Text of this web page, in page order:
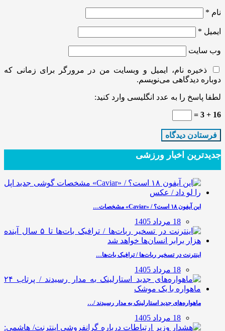
نام *
ایمیل *
وب‌ سایت
ذخیره نام، ایمیل و وبسایت من در مرورگر برای زمانی که
دوباره دیدگاهی می‌نویسم.
لطفا پاسخ را به عدد انگلیسی وارد کنید:
16 + 3 =
جدیدترین‌ اخبار ورزشی
این آیفون ۱۸ است؟ / «Caviar» مشخصات…
18 مرداد 1405
اینترنت در تسخیر ربات‌ها / ترافیک بات‌ها…
18 مرداد 1405
ماهواره‌های جدید استارلینک به مدار رسیدند /…
18 مرداد 1405